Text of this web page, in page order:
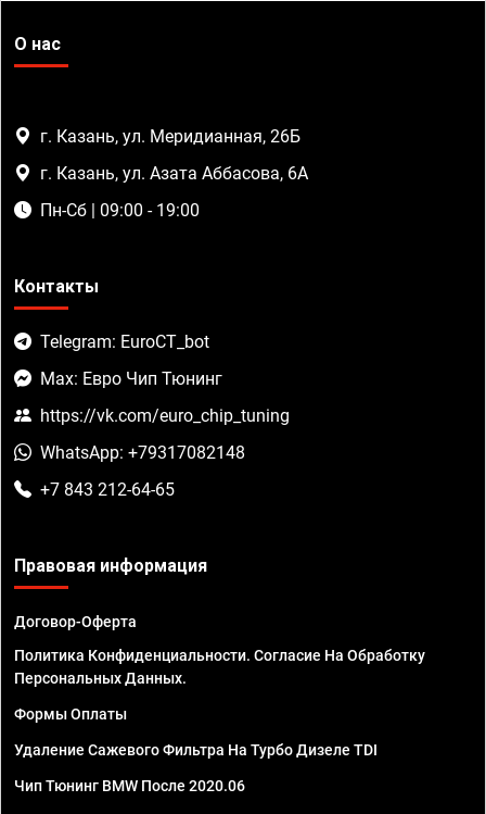
О нас
г. Казань, ул. Меридианная, 26Б
г. Казань, ул. Азата Аббасова, 6А
Пн-Сб | 09:00 - 19:00
Контакты
Telegram: EuroCT_bot
Max: Евро Чип Тюнинг
https://vk.com/euro_chip_tuning
WhatsApp: +79317082148
+7 843 212-64-65
Правовая информация
Договор-Оферта
Политика Конфиденциальности. Согласие На Обработку
Персональных Данных.
Формы Оплаты
Удаление Сажевого Фильтра На Турбо Дизеле TDI
Чип Тюнинг BMW После 2020.06